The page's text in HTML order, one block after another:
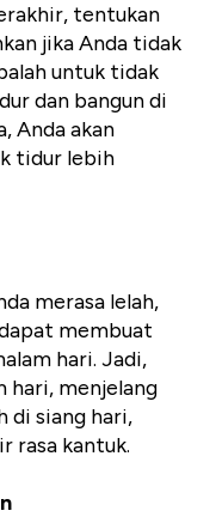
tentukan
jika Anda tidak
untuk tidak
dan bangun di
Anda akan
tidur lebih
merasa lelah,
membuat
hari. Jadi,
hari, menjelang
di siang hari,
rasa kantuk.